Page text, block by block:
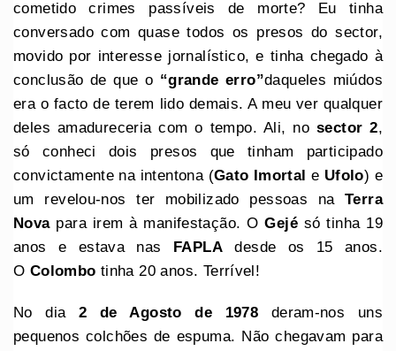
cometido crimes passíveis de morte? Eu tinha
conversado com quase todos os presos do sector,
movido por interesse jornalístico, e tinha chegado à
conclusão de que o “grande erro”daqueles miúdos
era o facto de terem lido demais. A meu ver qualquer
deles amadureceria com o tempo. Ali, no sector 2,
só conheci dois presos que tinham participado
convictamente na intentona (Gato Imortal e Ufolo) e
um revelou-nos ter mobilizado pessoas naTerra
Novapara irem à manifestação. OGejé só tinha 19
anos e estava nas FAPLAdesde os 15 anos.
O Colombo tinha 20 anos. Terrível!
No dia2 de Agosto de 1978 deram-nos uns
pequenos colchões de espuma. Não chegavam para